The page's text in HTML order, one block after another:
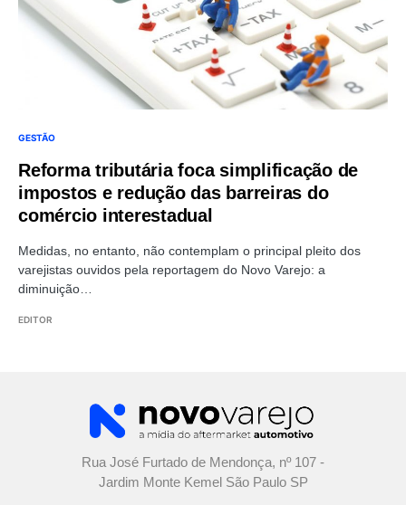
GESTÃO
Reforma tributária foca simplificação de
impostos e redução das barreiras do
comércio interestadual
Medidas, no entanto, não contemplam o principal pleito dos
varejistas ouvidos pela reportagem do Novo Varejo: a
diminuição…
EDITOR
Rua José Furtado de Mendonça, nº 107 -
Jardim Monte Kemel São Paulo SP